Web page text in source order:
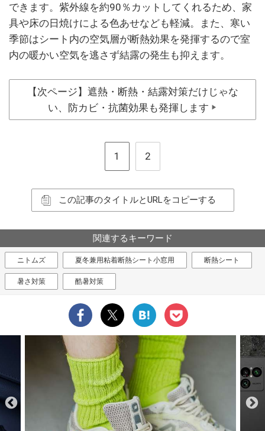
できます。紫外線を約90％カットしてくれるため、家
具や床の日焼けによる色あせなども軽減。また、寒い
季節はシート内の空気層が断熱効果を発揮するので室
内の暖かい空気を逃さず結露の発生も抑えます。
【次ページ】遮熱・断熱・結露対策だけじゃな
い、防カビ・抗菌効果も発揮します ▶
1 2
この記事のタイトルとURLをコピーする
関連するキーワード
ニトムズ 夏冬兼用粘着断熱シート小窓用 断熱シート
暑さ対策 酷暑対策